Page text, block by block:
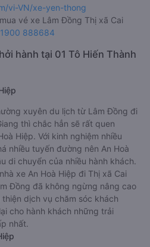
vi-VN/xe-yen-thong
vé xe Lâm Đồng Thị xã Cai
1900 888684
hành tại 01 Tô Hiến Thành
xuyên du lịch từ Lâm Đồng đi
thì chắc hẳn sẽ rất quen
Hiệp. Với kinh nghiệm nhiều
nhiều tuyến đường nên An Hoà
di chuyển của nhiều hành khách.
xe An Hoà Hiệp đi Thị xã Cai
Đồng đã không ngừng nâng cao
dịch vụ chăm sóc khách
cho hành khách những trải
nhất.